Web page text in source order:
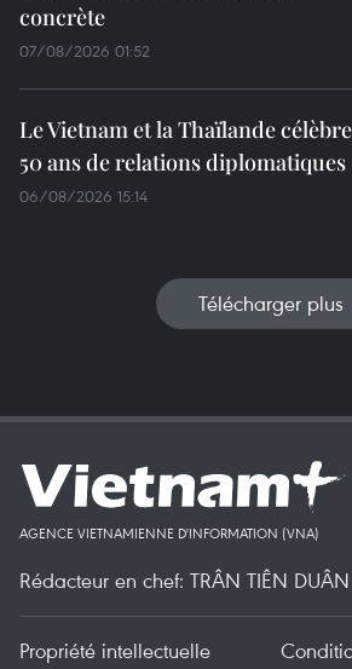
concrète
07/08/2026 01:52
Le Vietnam et la Thaïlande
50 ans de relations diplomatiques
06/08/2026 15:14
Télécharger plus
AGENCE VIETNAMIENNE D'INFORMATION (VNA)
Rédacteur en chef: TRÂN TIÊN DUÂN
Propriété intellectuelle